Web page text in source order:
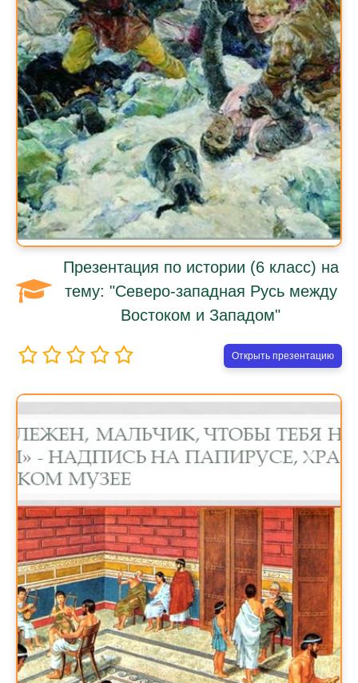
Презентация по истории (6 класс) на
тему: "Северо-западная Русь между
Востоком и Западом"
Открыть презентацию